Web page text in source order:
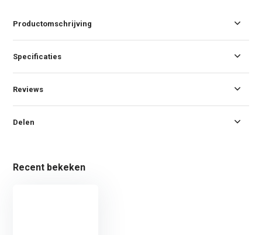
Productomschrijving
Specificaties
Reviews
Delen
Recent bekeken